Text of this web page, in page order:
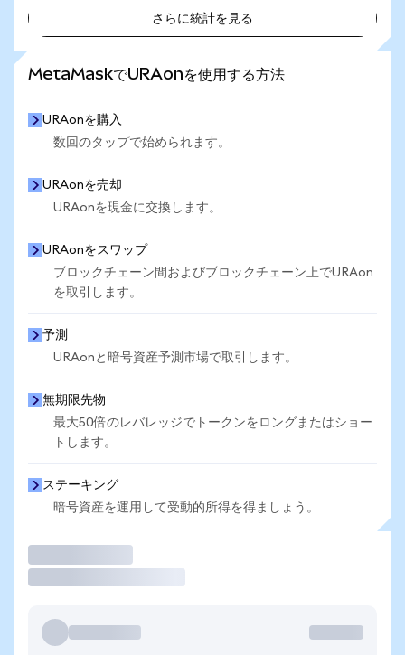
さらに統計を見る
MetaMaskでURAonを使用する方法
URAonを購入
数回のタップで始められます。
URAonを売却
URAonを現金に交換します。
URAonをスワップ
ブロックチェーン間およびブロックチェーン上でURAon
を取引します。
予測
URAonと暗号資産予測市場で取引します。
無期限先物
最大50倍のレバレッジでトークンをロングまたはショー
トします。
ステーキング
暗号資産を運用して受動的所得を得ましょう。